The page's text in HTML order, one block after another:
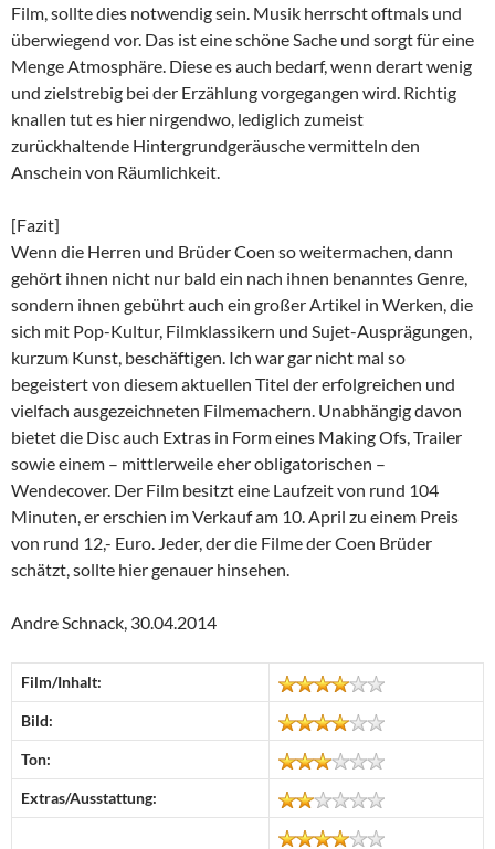
Film, sollte dies notwendig sein. Musik herrscht oftmals und
überwiegend vor. Das ist eine schöne Sache und sorgt für eine
Menge Atmosphäre. Diese es auch bedarf, wenn derart wenig
und zielstrebig bei der Erzählung vorgegangen wird. Richtig
knallen tut es hier nirgendwo, lediglich zumeist
zurückhaltende Hintergrundgeräusche vermitteln den
Anschein von Räumlichkeit.
[Fazit]
Wenn die Herren und Brüder Coen so weitermachen, dann
gehört ihnen nicht nur bald ein nach ihnen benanntes Genre,
sondern ihnen gebührt auch ein großer Artikel in Werken, die
sich mit Pop-Kultur, Filmklassikern und Sujet-Ausprägungen,
kurzum Kunst, beschäftigen. Ich war gar nicht mal so
begeistert von diesem aktuellen Titel der erfolgreichen und
vielfach ausgezeichneten Filmemachern. Unabhängig davon
bietet die Disc auch Extras in Form eines Making Ofs, Trailer
sowie einem – mittlerweile eher obligatorischen –
Wendecover. Der Film besitzt eine Laufzeit von rund 104
Minuten, er erschien im Verkauf am 10. April zu einem Preis
von rund 12,- Euro. Jeder, der die Filme der Coen Brüder
schätzt, sollte hier genauer hinsehen.
Andre Schnack, 30.04.2014
Film/Inhalt:
Bild:
Ton:
Extras/Ausstattung: